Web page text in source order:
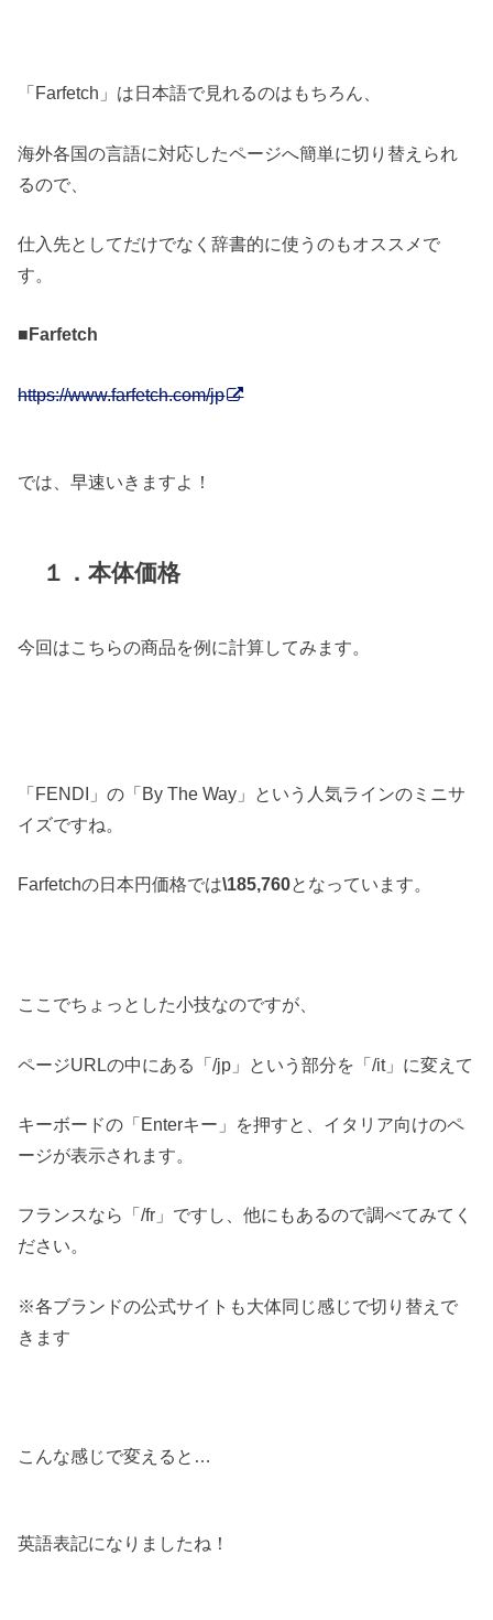
「Farfetch」は日本語で見れるのはもちろん、
海外各国の言語に対応したページへ簡単に切り替えられ
るので、
仕入先としてだけでなく辞書的に使うのもオススメで
す。
■Farfetch
https://www.farfetch.com/jp
では、早速いきますよ！
１．本体価格
今回はこちらの商品を例に計算してみます。
「FENDI」の「By The Way」という人気ラインのミニサ
イズですね。
Farfetchの日本円価格では\185,760となっています。
ここでちょっとした小技なのですが、
ページURLの中にある「/jp」という部分を「/it」に変えて
キーボードの「Enterキー」を押すと、イタリア向けのペ
ージが表示されます。
フランスなら「/fr」ですし、他にもあるので調べてみてく
ださい。
※各ブランドの公式サイトも大体同じ感じで切り替えで
きます
こんな感じで変えると…
英語表記になりましたね！